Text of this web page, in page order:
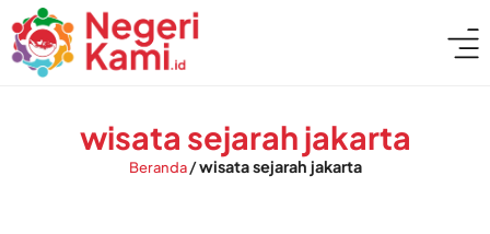
wisata sejarah jakarta
Beranda/wisata sejarah jakarta